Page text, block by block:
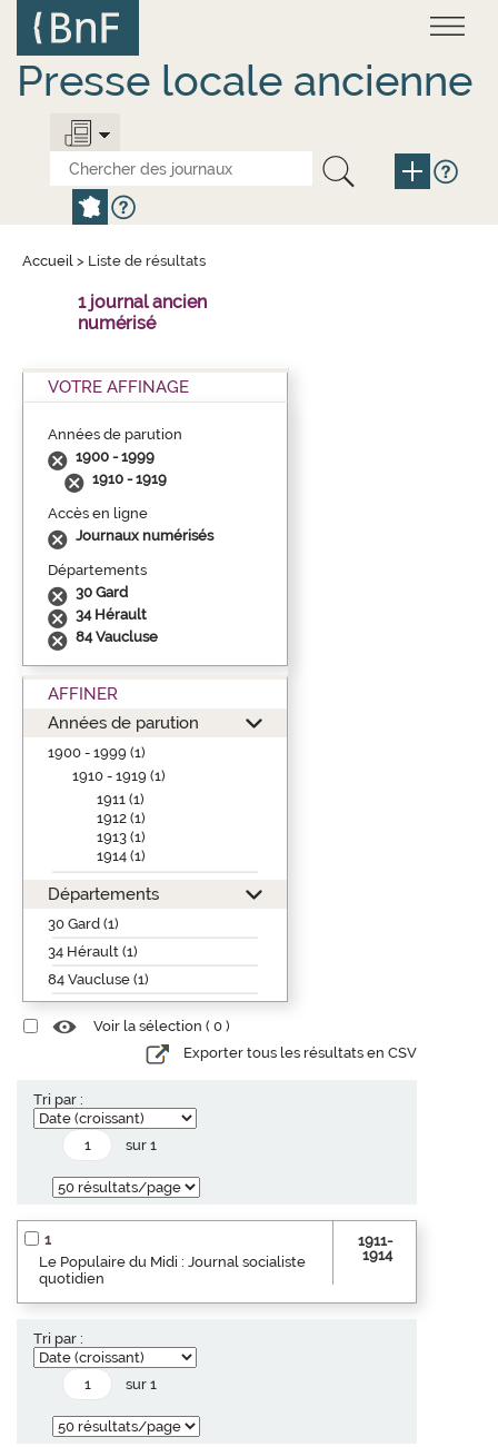
contenu
principal
Presse locale ancienne
Accueil > Liste de résultats
1 journal ancien
numérisé
VOTRE AFFINAGE
Années de parution
1900 - 1999
1910 - 1919
Accès en ligne
Journaux numérisés
Départements
30 Gard
34 Hérault
84 Vaucluse
AFFINER
Années de parution
1900 - 1999 (1)
1910 - 1919 (1)
1911 (1)
1912 (1)
1913 (1)
1914 (1)
Départements
30 Gard (1)
34 Hérault (1)
84 Vaucluse (1)
Voir la sélection ( 0 )
Exporter tous les résultats en CSV
Tri par :
sur 1
1
Le Populaire du Midi : Journal socialiste
quotidien
1911-
1914
Tri par :
sur 1
Panneau de gestion des cookies